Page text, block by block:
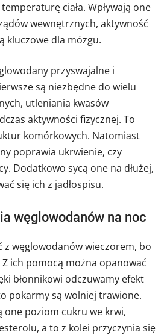
ciała. Wpływają one
wewnętrznych, aktywność
kluczowe dla mózgu.
przyswajalne i
są niezbędne do wielu
utleniania kwasów
aktywności fizycznej. To
komórkowych. Natomiast
poprawia ukrwienie, czy
Dodatkowo sycą one na dłużej,
się ich z jadłospisu.
węglowodanów na noc
z węglowodanów wieczorem, bo
ich pomocą można opanować
błonnikowi odczuwamy efekt
pokarmy są wolniej trawione.
poziom cukru we krwi,
a to z kolei przyczynia się